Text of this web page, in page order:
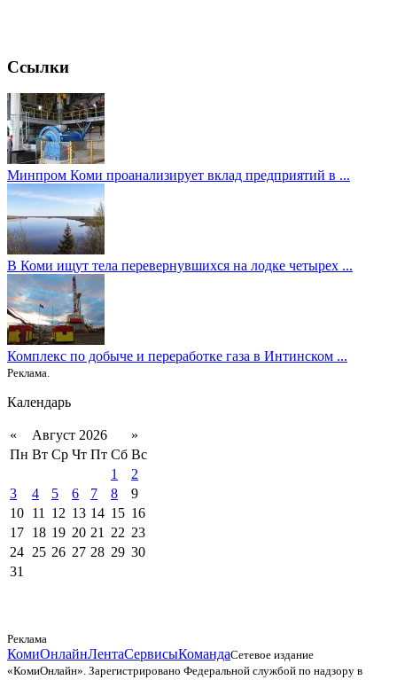
Ссылки
Минпром Коми проанализирует вклад предприятий в ...
В Коми ищут тела перевернувшихся на лодке четырех ...
Комплекс по добыче и переработке газа в Интинском ...
Реклама.
Календарь
« Август 2026
»
Пн Вт Ср Чт Пт Сб Вс
1
2
3
4 5 6 7 8
9
10 11 12 13 14 15 16
17 18 19 20 21 22 23
24 25 26 27 28 29 30
31
Реклама
КомиОнлайнЛентаСервисыКомандаСетевое издание
«КомиОнлайн». Зарегистрировано Федеральной службой по надзору в